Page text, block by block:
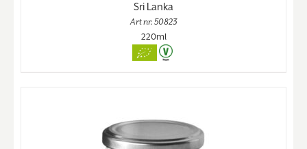
Sri Lanka
Art nr. 50823
220ml